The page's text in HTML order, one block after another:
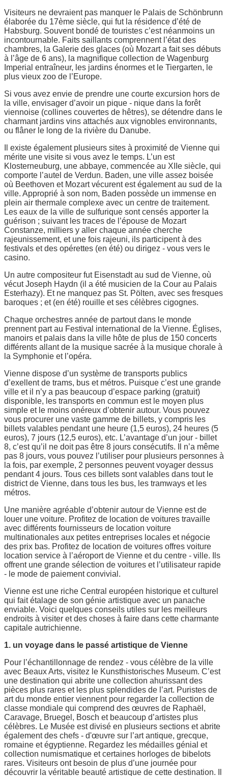
Visiteurs ne devraient pas manquer le Palais de Schönbrunn
élaborée du 17ème siècle, qui fut la résidence d’été de
Habsburg. Souvent bondé de touristes c’est néanmoins un
incontournable. Faits saillants comprennent l’état des
chambres, la Galerie des glaces (où Mozart a fait ses débuts
à l’âge de 6 ans), la magnifique collection de Wagenburg
Imperial entraîneur, les jardins énormes et le Tiergarten, le
plus vieux zoo de l’Europe.
Si vous avez envie de prendre une courte excursion hors de
la ville, envisager d’avoir un pique - nique dans la forêt
viennoise (collines couvertes de hêtres), se détendre dans le
charmant jardins vins attachés aux vignobles environnants,
ou flâner le long de la rivière du Danube.
Il existe également plusieurs sites à proximité de Vienne qui
mérite une visite si vous avez le temps. L’un est
Klosterneuburg, une abbaye, commencée au XIIe siècle, qui
comporte l’autel de Verdun. Baden, une ville assez boisée
où Beethoven et Mozart vécurent est également au sud de la
ville. Approprié à son nom, Baden possède un immense en
plein air thermale complexe avec un centre de traitement.
Les eaux de la ville de sulfurique sont censés apporter la
guérison ; suivant les traces de l’épouse de Mozart
Constanze, milliers y aller chaque année cherche
rajeunissement, et une fois rajeuni, ils participent à des
festivals et des opérettes (en été) ou dirigez - vous vers le
casino.
Un autre compositeur fut Eisenstadt au sud de Vienne, où
vécut Joseph Haydn (il a été musicien de la Cour au Palais
Esterhazy). Et ne manquez pas St. Pölten, avec ses fresques
baroques ; et (en été) rouille et ses célèbres cigognes.
Chaque orchestres année de partout dans le monde
prennent part au Festival international de la Vienne. Églises,
manoirs et palais dans la ville hôte de plus de 150 concerts
différents allant de la musique sacrée à la musique chorale à
la Symphonie et l’opéra.
Vienne dispose d’un système de transports publics
d’exellent de trams, bus et métros. Puisque c’est une grande
ville et il n’y a pas beaucoup d’espace parking (gratuit)
disponible, les transports en commun est le moyen plus
simple et le moins onéreux d’obtenir autour. Vous pouvez
vous procurer une vaste gamme de billets, y compris les
billets valables pendant une heure (1,5 euros), 24 heures (5
euros), 7 jours (12,5 euros), etc. L’avantage d’un jour - billet
8, c’est qu’il ne doit pas être 8 jours consécutifs. Il n’a même
pas 8 jours, vous pouvez l’utiliser pour plusieurs personnes à
la fois, par exemple, 2 personnes peuvent voyager dessus
pendant 4 jours. Tous ces billets sont valables dans tout le
district de Vienne, dans tous les bus, les tramways et les
métros.
Une manière agréable d’obtenir autour de Vienne est de
louer une voiture. Profitez de location de voitures travaille
avec différents fournisseurs de location voiture
multinationales aux petites entreprises locales et négocie
des prix bas. Profitez de location de voitures offres voiture
location service à l’aéroport de Vienne et du centre - ville. Ils
offrent une grande sélection de voitures et l’utilisateur rapide
- le mode de paiement convivial.
Vienne est une riche Central européen historique et culturel
qui fait étalage de son génie artistique avec un panache
enviable. Voici quelques conseils utiles sur les meilleurs
endroits à visiter et des choses à faire dans cette charmante
capitale autrichienne.
1. un voyage dans le passé artistique de Vienne
Pour l’échantillonnage de rendez - vous célèbre de la ville
avec Beaux Arts, visitez le Kunsthistorisches Museum. C’est
une destination qui abrite une collection ahurissant des
pièces plus rares et les plus splendides de l’art. Puristes de
art du monde entier viennent pour regarder la collection de
classe mondiale qui comprend des œuvres de Raphaël,
Caravage, Bruegel, Bosch et beaucoup d’artistes plus
célèbres. Le Musée est divisé en plusieurs sections et abrite
également des chefs - d'œuvre sur l’art antique, grecque,
romaine et égyptienne. Regardez les médailles génial et
collection numismatique et certaines horloges de bibelots
rares. Visiteurs ont besoin de plus d’une journée pour
découvrir la véritable beauté artistique de cette destination. Il